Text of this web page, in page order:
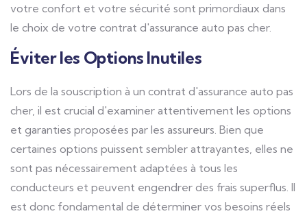
votre confort et votre sécurité sont primordiaux dans
le choix de votre contrat d'assurance auto pas cher.
Éviter les Options Inutiles
Lors de la souscription à un contrat d'assurance auto pas
cher, il est crucial d'examiner attentivement les options
et garanties proposées par les assureurs. Bien que
certaines options puissent sembler attrayantes, elles ne
sont pas nécessairement adaptées à tous les
conducteurs et peuvent engendrer des frais superflus. Il
est donc fondamental de déterminer vos besoins réels